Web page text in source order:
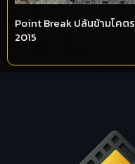
Point Break ปล้นข้ามโคตร
2015